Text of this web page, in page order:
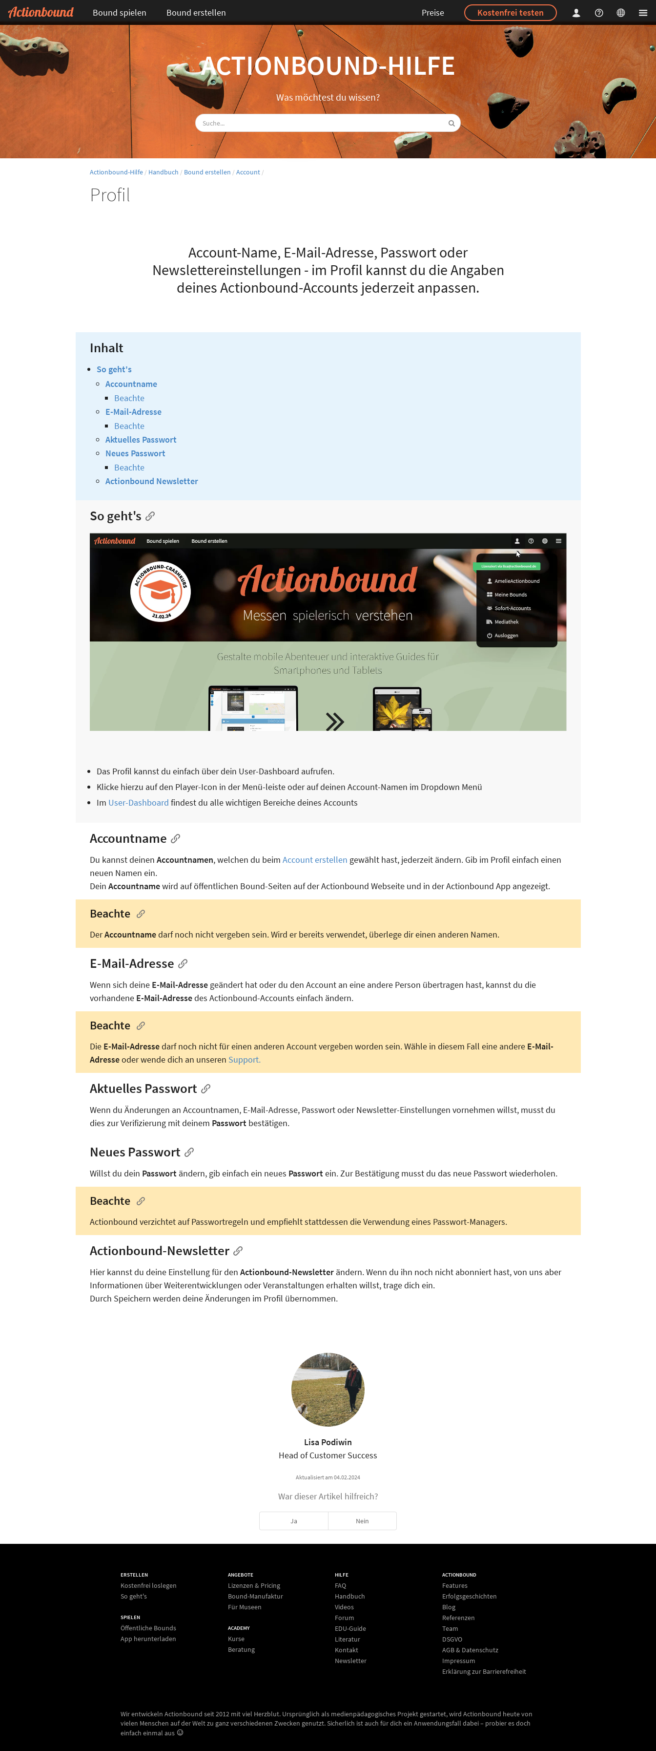
Bound spielen Bound erstellen Preise Kostenfrei testen
ACTIONBOUND-HILFE
Was möchtest du wissen?
Actionbound-Hilfe / Handbuch / Bound erstellen / Account /
Profil
Account-Name, E-Mail-Adresse, Passwort oder
Newslettereinstellungen - im Profil kannst du die Angaben
deines Actionbound-Accounts jederzeit anpassen.
Inhalt
So geht's
Accountname
Beachte
E-Mail-Adresse
Beachte
Aktuelles Passwort
Neues Passwort
Beachte
Actionbound Newsletter
So geht's
Das Profil kannst du einfach über dein User-Dashboard aufrufen.
Klicke hierzu auf den Player-Icon in der Menü-leiste oder auf deinen Account-Namen im Dropdown Menü
Im User-Dashboard findest du alle wichtigen Bereiche deines Accounts
Accountname
Du kannst deinen Accountnamen, welchen du beim Account erstellen gewählt hast, jederzeit ändern. Gib im Profil einfach einen
neuen Namen ein.
Dein Accountnamewird auf öffentlichen Bound-Seiten auf der Actionbound Webseite und in der Actionbound App angezeigt.
Beachte
DerAccountnamedarf noch nicht vergeben sein. Wird er bereits verwendet, überlege dir einen anderen Namen.
E-Mail-Adresse
Wenn sich deine E-Mail-Adressegeändert hat oder du den Account an eine andere Person übertragen hast, kannst du die
vorhandene E-Mail-Adressedes Actionbound-Accounts einfach ändern.
Beachte
Die E-Mail-Adressedarf noch nicht für einen anderen Account vergeben worden sein. Wähle in diesem Fall eine andere E-Mail-
Adresseoder wende dich an unseren Support.
Aktuelles Passwort
Wenn du Änderungen an Accountnamen, E-Mail-Adresse, Passwort oder Newsletter-Einstellungen vornehmen willst, musst du
dies zur Verifizierung mit deinem Passwortbestätigen.
Neues Passwort
Willst du dein Passwortändern, gib einfach ein neues Passwortein. Zur Bestätigung musst du das neue Passwort wiederholen.
Beachte
Actionbound verzichtet auf Passwortregeln und empfiehlt stattdessen die Verwendung eines Passwort-Managers.
Actionbound-Newsletter
Hier kannst du deine Einstellung für den Actionbound-Newsletterändern. Wenn du ihn noch nicht abonniert hast, von uns aber
Informationen über Weiterentwicklungen oder Veranstaltungen erhalten willst, trage dich ein.
Durch Speichern werden deine Änderungen im Profil übernommen.
Lisa Podiwin
Head of Customer Success
Aktualisiert am 04.02.2024
War dieser Artikel hilfreich?
Ja Nein
ERSTELLEN
Kostenfrei loslegen
So geht's
SPIELEN
Öffentliche Bounds
App herunterladen
ANGEBOTE
Lizenzen & Pricing
Bound-Manufaktur
Für Museen
ACADEMY
Kurse
Beratung
HILFE
FAQ
Handbuch
Videos
Forum
EDU-Guide
Literatur
Kontakt
Newsletter
ACTIONBOUND
Features
Erfolgsgeschichten
Blog
Referenzen
Team
DSGVO
AGB & Datenschutz
Impressum
Erklärung zur Barrierefreiheit
Wir entwickeln Actionbound seit 2012 mit viel Herzblut. Ursprünglich als medienpädagogisches Projekt gestartet, wird Actionbound heute von
vielen Menschen auf der Welt zu ganz verschiedenen Zwecken genutzt. Sicherlich ist auch für dich ein Anwendungsfall dabei – probier es doch
einfach einmal aus